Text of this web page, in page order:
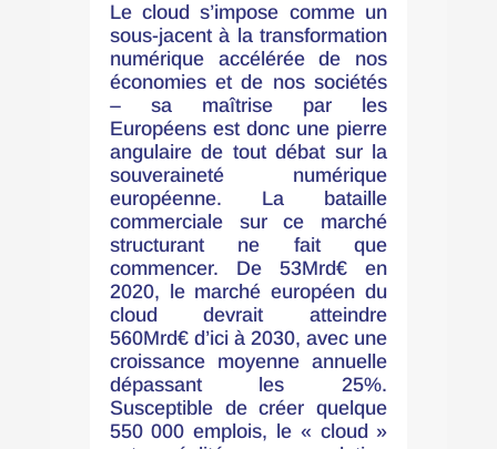
Le cloud s’impose comme un
sous-jacent à la transformation
numérique accélérée de nos
économies et de nos sociétés
– sa maîtrise par les
Européens est donc une pierre
angulaire de tout débat sur la
souveraineté numérique
européenne. La bataille
commerciale sur ce marché
structurant ne fait que
commencer. De 53Mrd€ en
2020, le marché européen du
cloud devrait atteindre
560Mrd€ d’ici à 2030, avec une
croissance moyenne annuelle
dépassant les 25%.
Susceptible de créer quelque
550 000 emplois, le « cloud »